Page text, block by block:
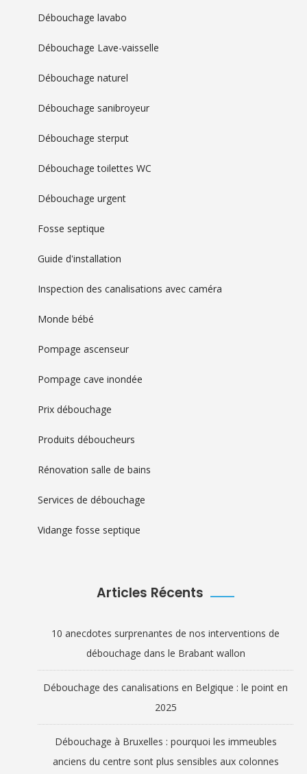
Débouchage lavabo
Débouchage Lave-vaisselle
Débouchage naturel
Débouchage sanibroyeur
Débouchage sterput
Débouchage toilettes WC
Débouchage urgent
Fosse septique
Guide d'installation
Inspection des canalisations avec caméra
Monde bébé
Pompage ascenseur
Pompage cave inondée
Prix débouchage
Produits déboucheurs
Rénovation salle de bains
Services de débouchage
Vidange fosse septique
Articles Récents
10 anecdotes surprenantes de nos interventions de
débouchage dans le Brabant wallon
Débouchage des canalisations en Belgique : le point en
2025
Débouchage à Bruxelles : pourquoi les immeubles
anciens du centre sont plus sensibles aux colonnes